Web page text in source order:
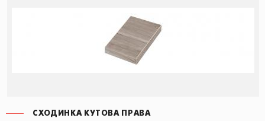
СХОДИНКА КУТОВА ПРАВА
СХОДИНКА КУТОВА ЛІВА